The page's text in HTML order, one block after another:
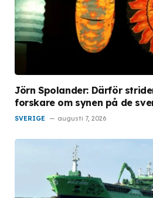
Jörn Spolander: Därför
forskare om synen på de
SVERIGE augusti 7, 2026